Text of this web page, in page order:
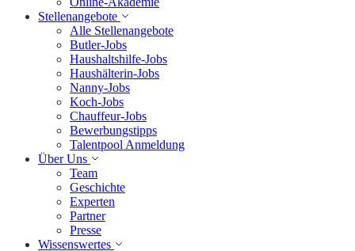
Stellenangebote
Alle Stellenangebote
Butler-Jobs
Haushaltshilfe-Jobs
Haushälterin-Jobs
Nanny-Jobs
Koch-Jobs
Chauffeur-Jobs
Bewerbungstipps
Talentpool Anmeldung
Über Uns
Team
Geschichte
Experten
Partner
Presse
Wissenswertes